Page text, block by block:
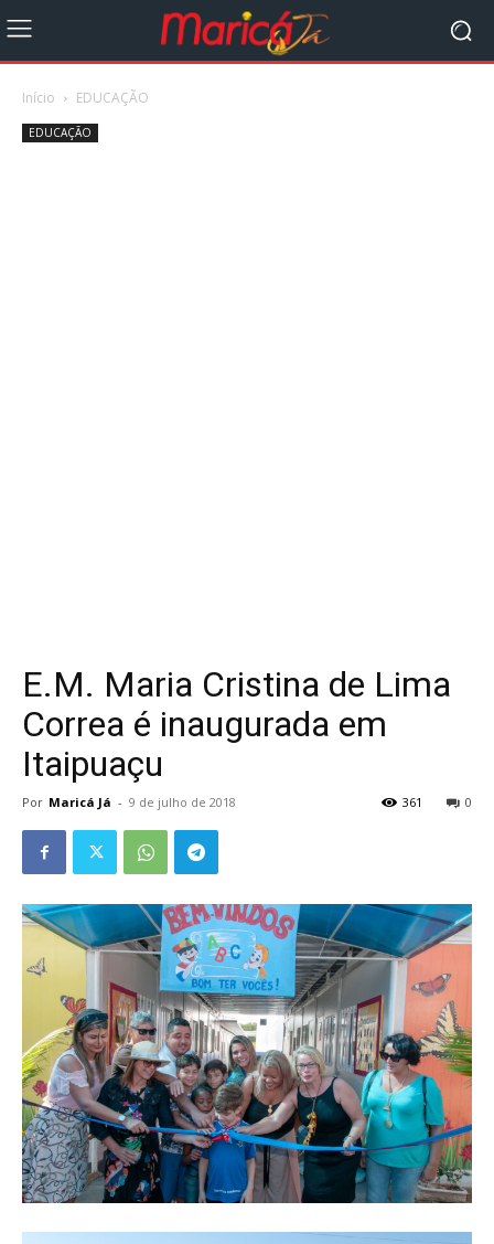
Início EDUCAÇÃO
EDUCAÇÃO
E.M. Maria Cristina de Lima
Correa é inaugurada em
Itaipuaçu
Por Maricá Já - 9 de julho de 2018 0
361